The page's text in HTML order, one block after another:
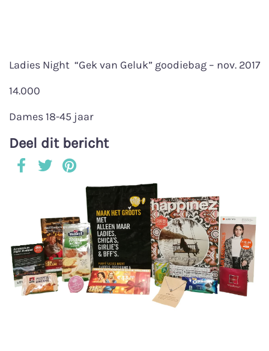
Ladies Night “Gek van Geluk” goodiebag – nov. 2017
14.000
Dames 18-45 jaar
Deel dit bericht